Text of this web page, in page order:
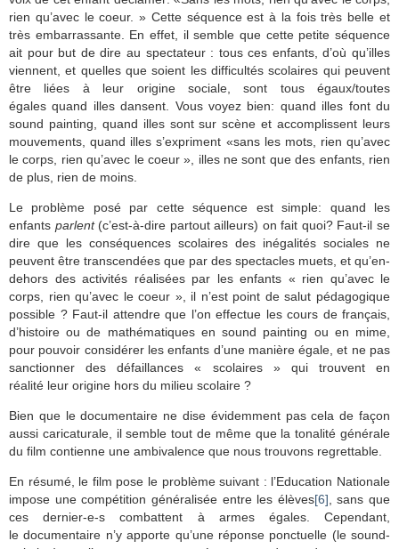
rien qu’avec le coeur. » Cette séquence est à la fois très belle et
très embarrassante. En effet, il semble que cette petite séquence
ait pour but de dire au spectateur : tous ces enfants, d’où qu’illes
viennent, et quelles que soient les difficultés scolaires qui peuvent
être liées à leur origine sociale, sont tous égaux/toutes
égales quand illes dansent. Vous voyez bien: quand illes font du
sound painting, quand illes sont sur scène et accomplissent leurs
mouvements, quand illes s’expriment «sans les mots, rien qu’avec
le corps, rien qu’avec le coeur », illes ne sont que des enfants, rien
de plus, rien de moins.
Le problème posé par cette séquence est simple: quand les
enfants parlent (c’est-à-dire partout ailleurs) on fait quoi? Faut-il se
dire que les conséquences scolaires des inégalités sociales ne
peuvent être transcendées que par des spectacles muets, et qu’en-
dehors des activités réalisées par les enfants « rien qu’avec le
corps, rien qu’avec le coeur », il n’est point de salut pédagogique
possible ? Faut-il attendre que l’on effectue les cours de français,
d’histoire ou de mathématiques en sound painting ou en mime,
pour pouvoir considérer les enfants d’une manière égale, et ne pas
sanctionner des défaillances « scolaires » qui trouvent en
réalité leur origine hors du milieu scolaire ?
Bien que le documentaire ne dise évidemment pas cela de façon
aussi caricaturale, il semble tout de même que la tonalité générale
du film contienne une ambivalence que nous trouvons regrettable.
En résumé, le film pose le problème suivant : l’Education Nationale
impose une compétition généralisée entre les élèves[6] , sans que
ces dernier-e-s combattent à armes égales. Cependant,
le documentaire n’y apporte qu’une réponse ponctuelle (le sound-